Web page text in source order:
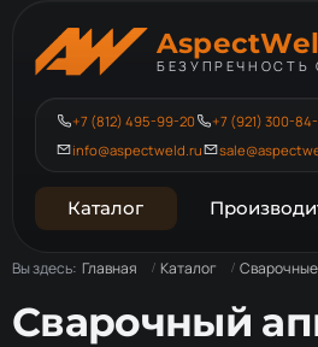
БЕЗУПРЕЧНОСТЬ
+7 (812) 495-99-20 +7 (921) 300-
info@aspectweld.ru
Каталог
Вы здесь: Главная Каталог
Сварочный